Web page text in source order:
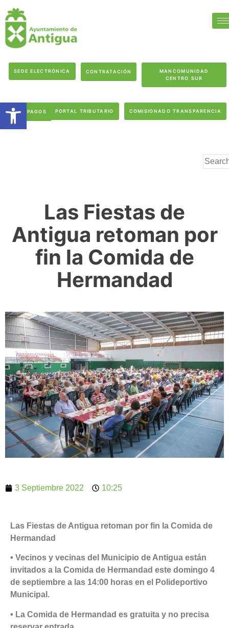
SEDE ELECTRÓNICA CONTRATACIÓN
MANCOMUNIDAD
CENTRO SUR
PAGOS PORTAL TRIBUTARIO COMISIONADO TRANSPARENCIA
Las Fiestas de
Antigua retoman por
fin la Comida de
Hermandad
3 Septiembre 2022 10:25
Las Fiestas de Antigua retoman por fin la Comida de
Hermandad
• Vecinos y vecinas del Municipio de Antigua están
invitados a la Comida de Hermandad este domingo 4
de septiembre a las 14:00 horas en el Polideportivo
Municipal.
• La Comida de Hermandad es gratuita y no precisa
Abrir barra de herramientas